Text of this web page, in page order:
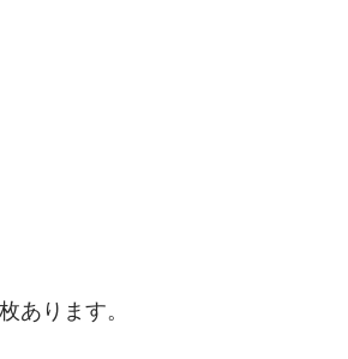
あります。